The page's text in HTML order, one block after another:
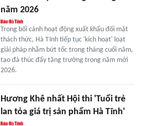
năm 2026
Trong bối cảnh hoạt động xuất khẩu đối mặt
thách thức, Hà Tĩnh tiếp tục 'kích hoạt' loạt
giải pháp nhằm bứt tốc trong tháng cuối năm,
tạo đà thúc đẩy tăng trưởng trong năm mới
2026.
Hương Khê nhất Hội thi 'Tuổi trẻ
lan tỏa giá trị sản phẩm Hà Tĩnh'